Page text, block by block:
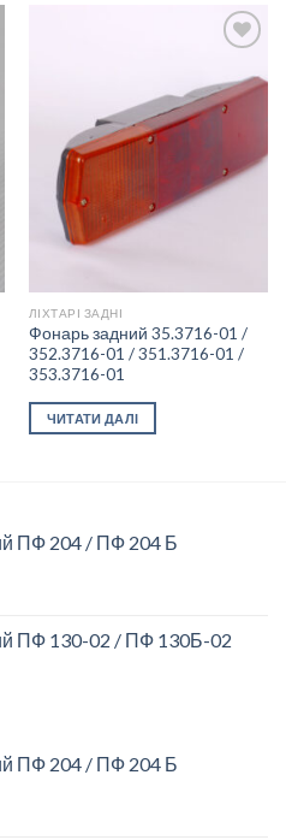
Add to
ЛІХТАРІ ЗАДНІ
Фонарь задний 35.3716-01 /
352.3716-01 / 351.3716-01 /
353.3716-01
ЧИТАТИ ДАЛІ
ПФ 204 / ПФ 204 Б
ПФ 130-02 / ПФ 130Б-02
ПФ 204 / ПФ 204 Б